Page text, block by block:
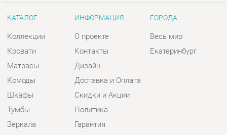
Матрасы
Комоды
Шкафы
Тумбы
Зеркала
Столы
Мягкая мебель
Дизайн
Доставка и Оплата
Скидки и Акции
Политика
Гарантия
Помощь